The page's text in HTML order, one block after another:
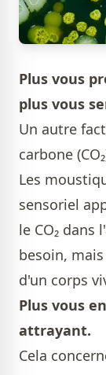
Plus vous
plus vous
Un autre
carbone
Les
sensoriel
le CO₂ dans
besoin,
d'un corps
Plus vous
attrayant.
Cela